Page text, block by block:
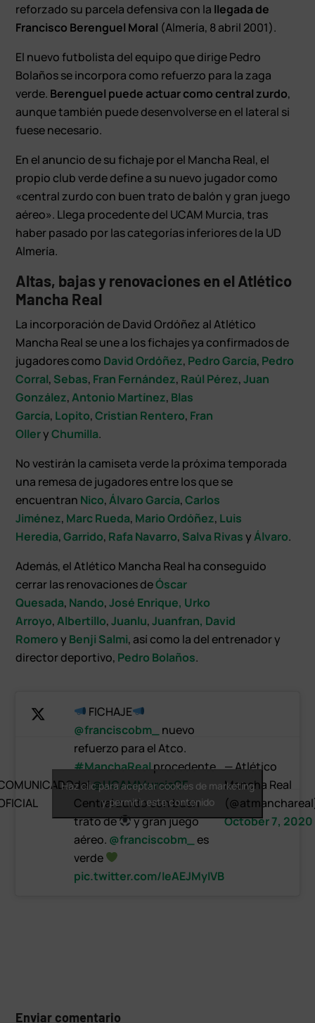
reforzado su parcela defensiva con la llegada de
Francisco Berenguel Moral (Almería, 8 abril 2001).
El nuevo futbolista del equipo que dirige Pedro
Bolaños se incorpora como refuerzo para la zaga
verde. Berenguel puede actuar como central zurdo,
aunque también puede desenvolverse en el lateral si
fuese necesario.
En el anuncio de su fichaje por el Mancha Real, el
propio club verde define a su nuevo jugador como
«central zurdo con buen trato de balón y gran juego
aéreo». Llega procedente del UCAM Murcia, tras
haber pasado por las categorías inferiores de la UD
Almería.
Altas, bajas y renovaciones en el Atlético
Mancha Real
La incorporación de David Ordóñez al Atlético
Mancha Real se une a los fichajes ya confirmados de
jugadores como David Ordóñez, Pedro García, Pedro
Corral, Sebas, Fran Fernández, Raúl Pérez,Juan
González,Antonio Martínez, Blas
García, Lopito,Cristian Rentero, Fran
OlleryChumilla.
No vestirán la camiseta verde la próxima temporada
una remesa de jugadores entre los que se
encuentran Nico,Álvaro García,Carlos
Jiménez, Marc Rueda, Mario Ordóñez, Luis
Heredia,Garrido, Rafa Navarro, Salva RivasyÁlvaro.
Además, el Atlético Mancha Real ha conseguido
cerrar las renovaciones deÓscar
Quesada, Nando,José Enrique, Urko
Arroyo,Albertillo,Juanlu,Juanfran, David
Romeroy Benji Salmi, así como la del entrenador y
director deportivo, Pedro Bolaños.
FICHAJE
@franciscobm_
nuevo
refuerzo para el Atco.
#ManchaRealprocedente
del@UCAMMurciaCF.
Central zurdo con buen
trato de
y gran juego
aéreo. @franciscobm_
es
verde
pic.twitter.com/IeAEJMyIVB
— Atlético
Mancha Real
October 7, 2020
Haz clic para aceptar cookies de marketing
y permitir este contenido
Enviar comentario